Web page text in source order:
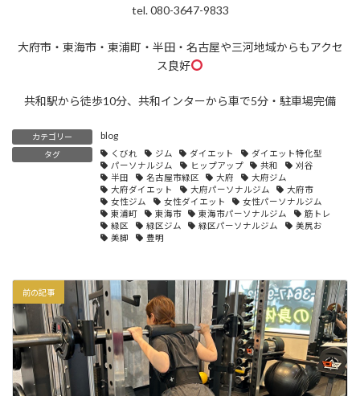
tel. 080-3647-9833
大府市・東海市・東浦町・半田・名古屋や三河地域からもアクセ
ス良好
共和駅から徒歩10分、共和インターから車で5分・駐車場完備
カテゴリー blog
タグ くびれ ジム ダイエット
ダイエット特化型
パーソナルジム
ヒップアップ 共和
刈谷
半田
名古屋市緑区 大府
大府ジム
大府ダイエット
大府パーソナルジム
大府市
女性ジム
女性ダイエット
女性パーソナルジム
東浦町
東海市 東海市パーソナルジム
筋トレ
緑区
緑区ジム 緑区パーソナルジム
美尻お
美脚
豊明
前の記事